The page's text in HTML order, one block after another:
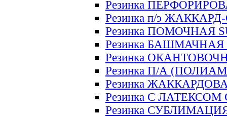
Резинка
Резинка п/э
Резинка ПОМОЧНАЯ
Резинка БАШМАЧНАЯ
Резинка
Резинка П/А
Резинка
Резинка С ЛАТЕКСОМ
Резинка